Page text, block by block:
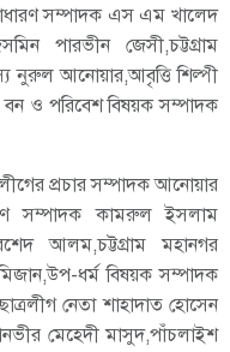
সম্পাদক এস এম খালেদ
পারভীন জেসী,চট্টগ্রাম
নুরুল আনোয়ার,আবৃত্তি শিল্পী
বন ও পরিবেশ বিষয়ক সম্পাদক
প্রচার সম্পাদক আনোয়ার
সম্পাদক কামরুল ইসলাম
আলম,চট্টগ্রাম মহানগর
ধর্ম বিষয়ক সম্পাদক
নেতা শাহাদাত হোসেন
মেহেদী মাসুদ,পাঁচলাইশ